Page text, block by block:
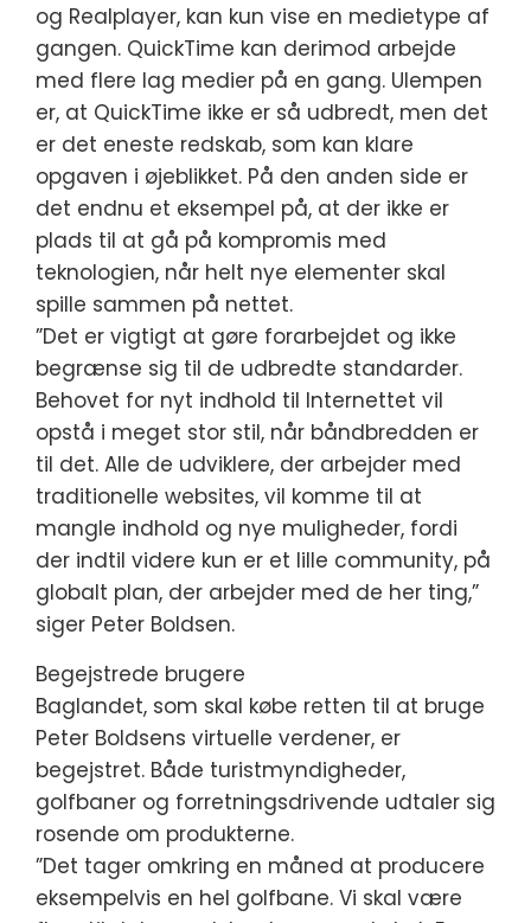
og Realplayer, kan kun vise en medietype af
gangen. QuickTime kan derimod arbejde
med flere lag medier på en gang. Ulempen
er, at QuickTime ikke er så udbredt, men det
er det eneste redskab, som kan klare
opgaven i øjeblikket. På den anden side er
det endnu et eksempel på, at der ikke er
plads til at gå på kompromis med
teknologien, når helt nye elementer skal
spille sammen på nettet.
”Det er vigtigt at gøre forarbejdet og ikke
begrænse sig til de udbredte standarder.
Behovet for nyt indhold til Internettet vil
opstå i meget stor stil, når båndbredden er
til det. Alle de udviklere, der arbejder med
traditionelle websites, vil komme til at
mangle indhold og nye muligheder, fordi
der indtil videre kun er et lille community, på
globalt plan, der arbejder med de her ting,”
siger Peter Boldsen.
Begejstrede brugere
Baglandet, som skal købe retten til at bruge
Peter Boldsens virtuelle verdener, er
begejstret. Både turistmyndigheder,
golfbaner og forretningsdrivende udtaler sig
rosende om produkterne.
”Det tager omkring en måned at producere
eksempelvis en hel golfbane. Vi skal være